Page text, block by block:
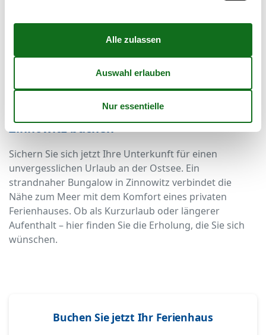
Frühling und Herbst laden zu ausgedehnten
Spaziergängen ein, während der Winter besonders
ruhig und besinnlich ist. Wellnessangebote, Cafés und
kleine Boutiquen sorgen dafür, dass auch bei kühlerem
Wetter keine Langeweile aufkommt.
Jetzt Ihren strandnahen Bungalow in
Zinnowitz buchen
Sichern Sie sich jetzt Ihre Unterkunft für einen
unvergesslichen Urlaub an der Ostsee. Ein
strandnaher Bungalow in Zinnowitz verbindet die
Nähe zum Meer mit dem Komfort eines privaten
Ferienhauses. Ob als Kurzurlaub oder längerer
Aufenthalt – hier finden Sie die Erholung, die Sie sich
wünschen.
Buchen Sie jetzt Ihr Ferienhaus